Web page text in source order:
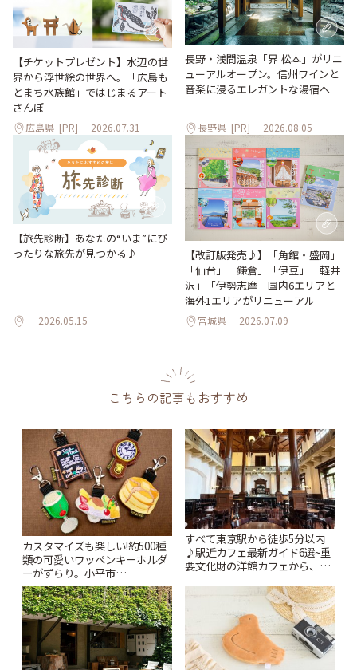
【チケットプレゼント】水辺の世
界から浮世絵の世界へ。「広島も
とまち水族館」ではじまるアート
さんぽ
広島県 [PR] 2026.07.31
長野・浅間温泉「界 松本」がリニ
ューアルオープン。信州ワインと
音楽に浸るエレガントな湯宿へ
長野県 [PR] 2026.08.05
【旅先診断】あなたの“いま”にぴ
ったりな旅先が見つかる♪
2026.05.15
【改訂版発売♪】「角館・盛岡」
「仙台」「鎌倉」「伊豆」「軽井
沢」「伊勢志摩」国内6エリアと
海外1エリアがリニューアル
宮城県 2026.07.09
こちらの記事もおすすめ
カスタマイズも楽しい!約500種
類の可愛いワッペンキーホルダ
ーがずらり。小平市
「Kimamaya T&K」 | ことりっ
ぷ
すべて東京駅から徒歩5分以内
♪駅近カフェ最新ガイド6選~重
要文化財の洋館カフェから、改